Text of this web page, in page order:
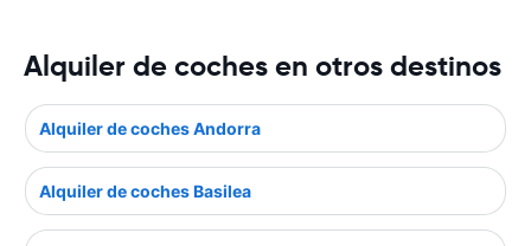
Alquiler de coches en otros destinos
Alquiler de coches Andorra
Alquiler de coches Basilea